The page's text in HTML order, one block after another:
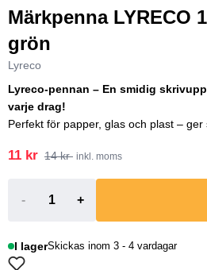
Märkpenna LYRECO
grön
Lyreco
Lyreco-pennan – En smidig
varje drag!
Perfekt för papper, glas och plast – ger
11 kr 14 kr inkl. moms
- +
I lagerSkickas inom 3 - 4 vardagar